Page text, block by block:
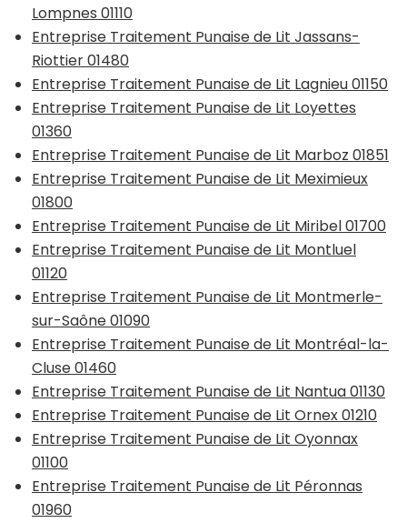
Lompnes 01110
Entreprise Traitement Punaise de Lit Jassans-
Riottier 01480
Entreprise Traitement Punaise de Lit Lagnieu 01150
Entreprise Traitement Punaise de Lit Loyettes
01360
Entreprise Traitement Punaise de Lit Marboz 01851
Entreprise Traitement Punaise de Lit Meximieux
01800
Entreprise Traitement Punaise de Lit Miribel 01700
Entreprise Traitement Punaise de Lit Montluel
01120
Entreprise Traitement Punaise de Lit Montmerle-
sur-Saône 01090
Entreprise Traitement Punaise de Lit Montréal-la-
Cluse 01460
Entreprise Traitement Punaise de Lit Nantua 01130
Entreprise Traitement Punaise de Lit Ornex 01210
Entreprise Traitement Punaise de Lit Oyonnax
01100
Entreprise Traitement Punaise de Lit Péronnas
01960